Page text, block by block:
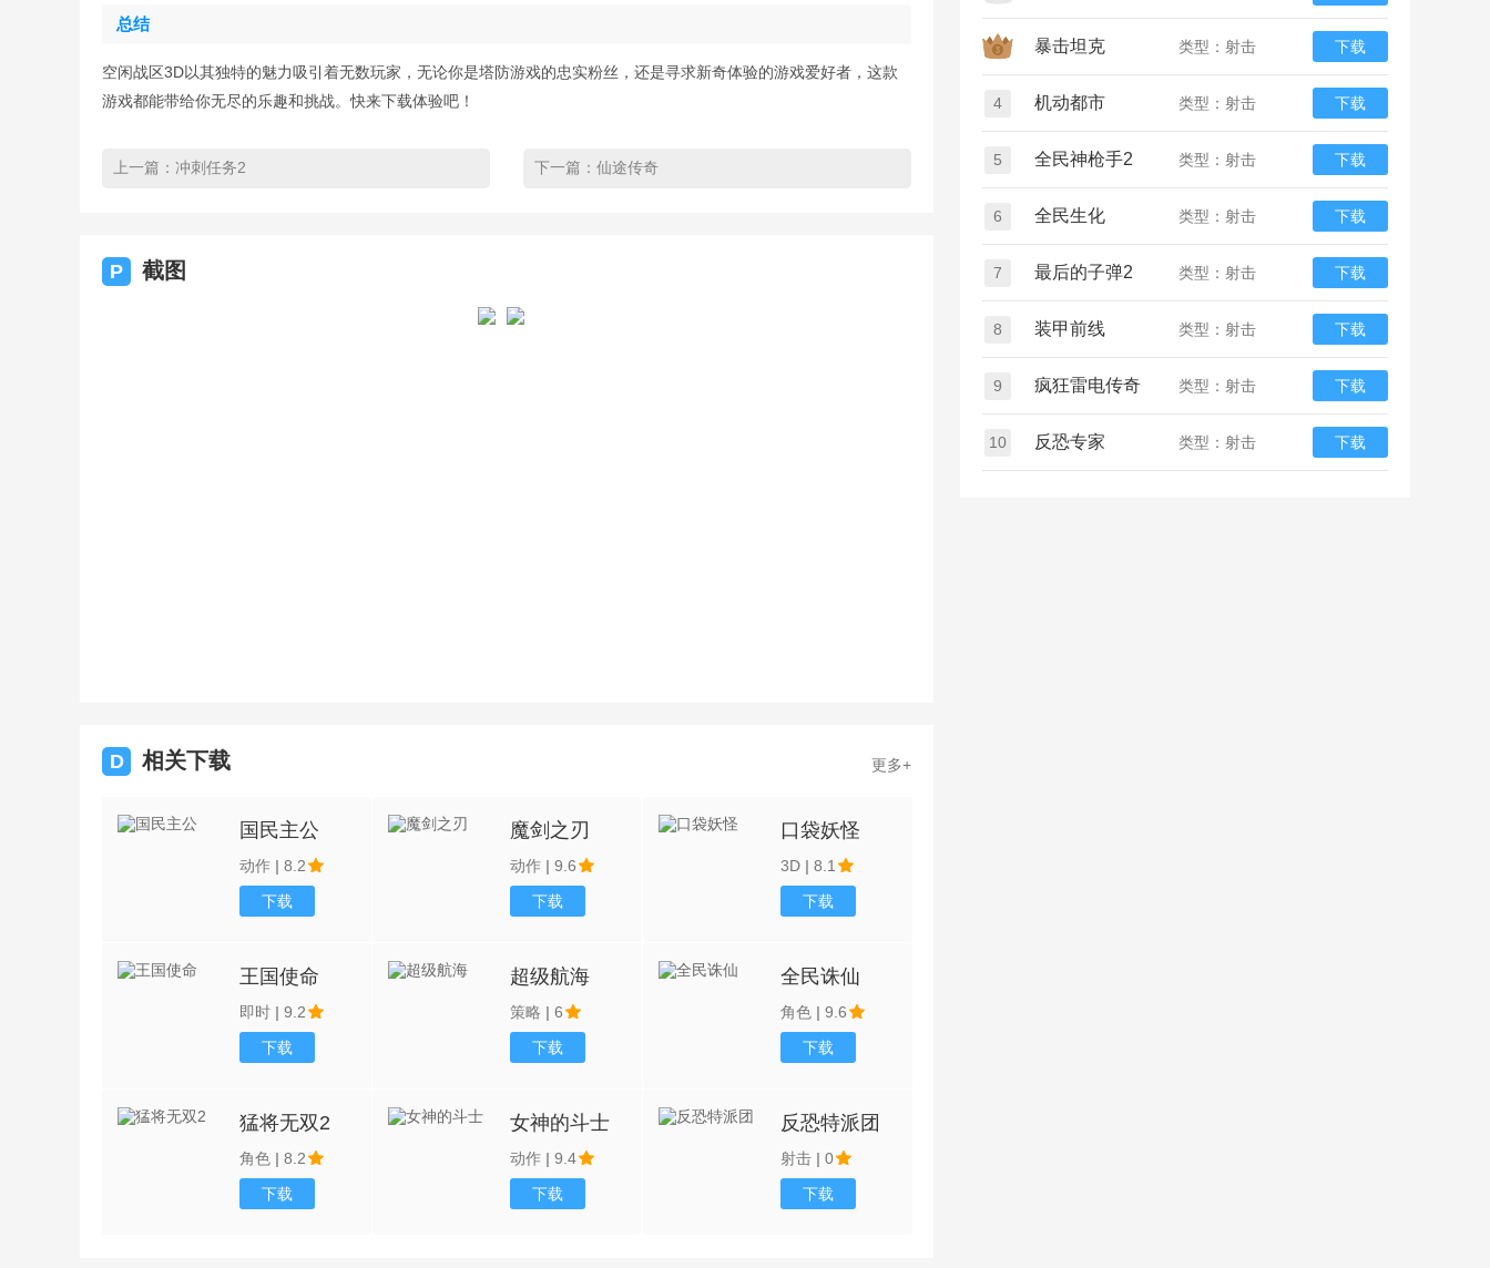
总结
空闲战区3D以其独特的魅力吸引着无数玩家，无论你是塔防游戏的忠实粉丝，还是寻求新奇体验的游戏爱好者，这款
游戏都能带给你无尽的乐趣和挑战。快来下载体验吧！
上一篇： 冲刺任务2 下一篇： 仙途传奇
P 截图
D 相关下载 更多+
国民主公
动作 | 8.2
下载
魔剑之刃
动作 | 9.6
下载
口袋妖怪
3D | 8.1
下载
王国使命
即时 | 9.2
下载
超级航海
策略 | 6
下载
全民诛仙
角色 | 9.6
下载
猛将无双2
角色 | 8.2
下载
女神的斗士
动作 | 9.4
下载
反恐特派团
射击 | 0
下载
暴击坦克 类型：射击 下载
4 机动都市 类型：射击 下载
5 全民神枪手2 类型：射击 下载
6 全民生化 类型：射击 下载
7 最后的子弹2 类型：射击 下载
8 装甲前线 类型：射击 下载
9 疯狂雷电传奇 类型：射击 下载
10 反恐专家 类型：射击 下载